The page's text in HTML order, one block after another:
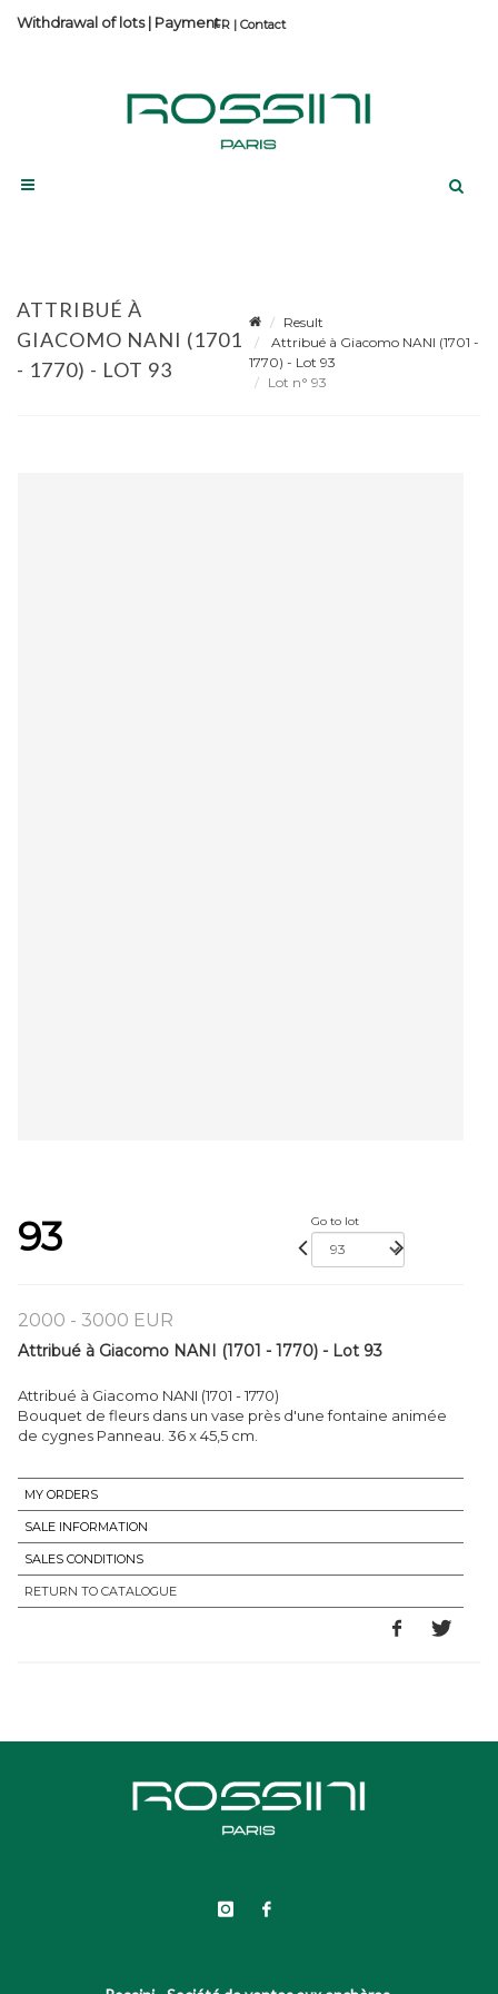
Contact
Withdrawal of lots| Payment
ATTRIBUÉ À
GIACOMO NANI (1701
- 1770) - LOT 93
Result
Attribué à Giacomo NANI (1701 -
1770) - Lot 93
Lot n° 93
93 Go to lot
2000 - 3000 EUR
Attribué à Giacomo NANI (1701 - 1770) - Lot 93
Attribué à Giacomo NANI (1701 - 1770)
Bouquet de fleurs dans un vase près d'une fontaine animée
de cygnes Panneau. 36 x 45,5 cm.
MY ORDERS
SALE INFORMATION
SALES CONDITIONS
RETURN TO CATALOGUE